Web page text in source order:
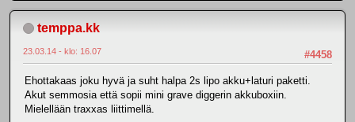
temppa.kk
#4458
23.03.14 - klo: 16.07
Ehottakaas joku hyvä ja suht halpa 2s lipo akku+laturi paketti.
Akut semmosia että sopii mini grave diggerin akkuboxiin.
Mielellään traxxas liittimellä.